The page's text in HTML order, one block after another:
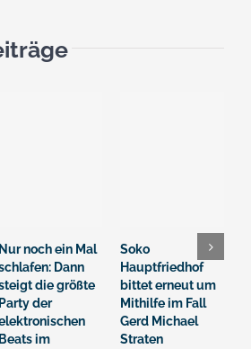
Nur noch ein Mal
Dann
die größte
Party der
Beats im
Soko
Hauptfriedhof
bittet erneut um
Mithilfe im Fall
Gerd Michael
Straten